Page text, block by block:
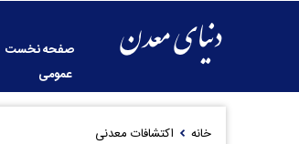
صفحه نخست
عمومی
خانه اکتشافات معدنی